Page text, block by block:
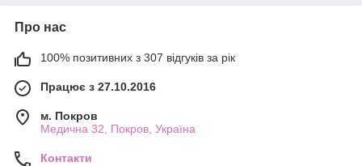
Про нас
100% позитивних з 307 відгуків за рік
Працює з 27.10.2016
м. Покров
Медична 32, Покров, Україна
Контакти